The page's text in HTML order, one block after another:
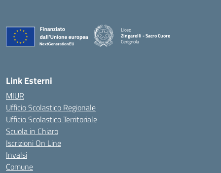
Liceo
Zingarelli - Sacro Cuore
Cerignola
— Visita la pagina iniziale della scuola
Link Esterni
MIUR
Ufficio Scolastico Regionale
Ufficio Scolastico Territoriale
Scuola in Chiaro
Iscrizioni On Line
Invalsi
Comune